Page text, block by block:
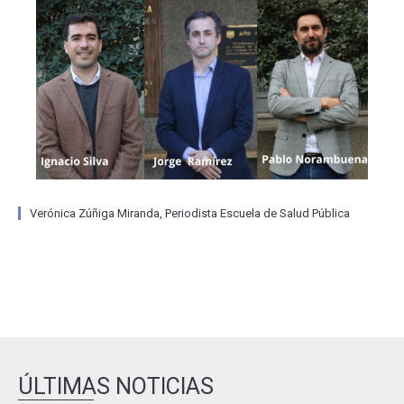
Verónica Zúñiga Miranda, Periodista Escuela de Salud Pública
ÚLTIMAS NOTICIAS